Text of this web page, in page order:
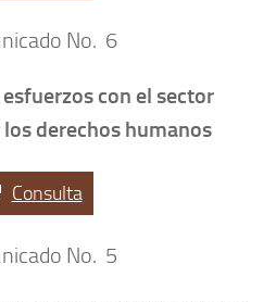
No. 6
esfuerzos con el sector
derechos humanos
Consulta
No. 5